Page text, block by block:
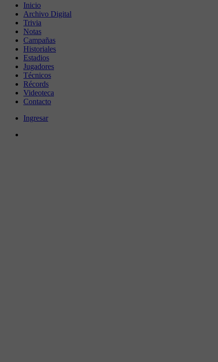
Inicio
Archivo Digital
Trivia
Notas
Campañas
Historiales
Estadios
Jugadores
Técnicos
Récords
Videoteca
Contacto
Ingresar